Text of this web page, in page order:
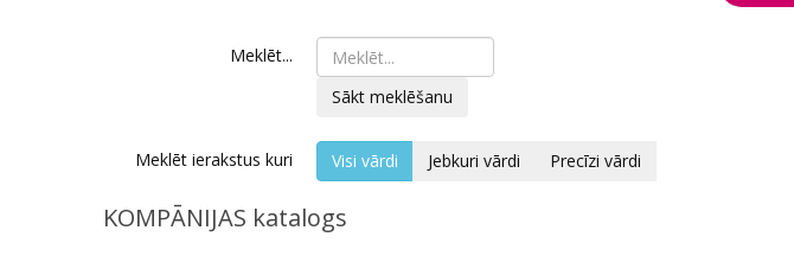
Meklēt...
Sākt meklēšanu
Meklēt ierakstus kuri Visi vārdi Jebkuri vārdi Precīzi vārdi
KOMPĀNIJAS katalogs